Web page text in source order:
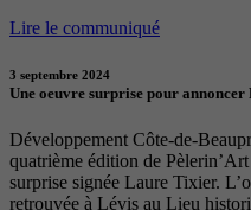
Lire le communiqué
3 septembre 2024
Une oeuvre surprise pour
Développement Côte-de-
quatrième édition de
surprise signée Laure Tixier.
retrouvée à Lévis au Lieu